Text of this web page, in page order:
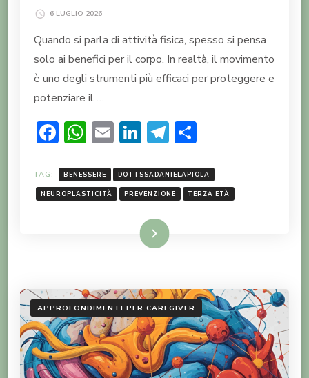
6 LUGLIO 2026
Quando si parla di attività fisica, spesso si pensa
solo ai benefici per il corpo. In realtà, il movimento
è uno degli strumenti più efficaci per proteggere e
potenziare il …
Facebook
WhatsApp
EmailLinkedIn
Telegram
TAG: BENESSERE DOTTSSADANIELAPIOLA
NEUROPLASTICITÀ PREVENZIONE TERZA ETÀ
LEGGI TUTTO
APPROFONDIMENTI PER CAREGIVER